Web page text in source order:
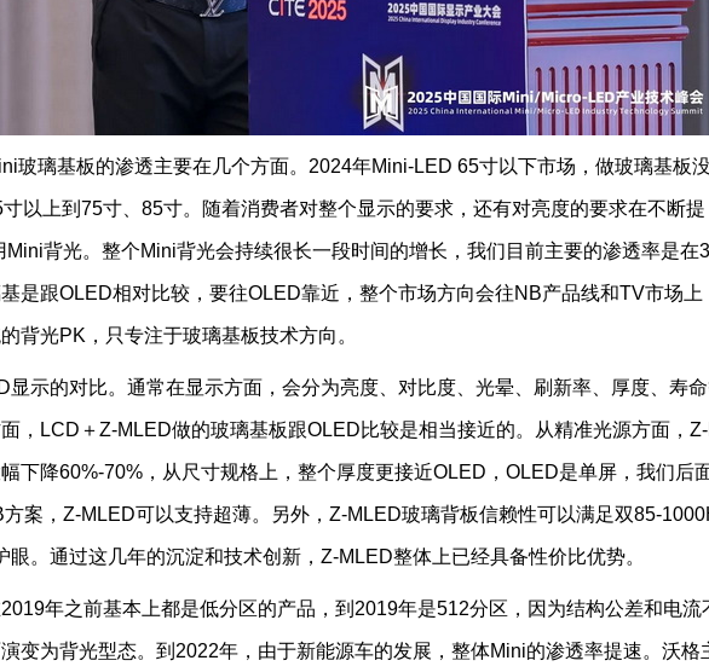
玻璃基板的渗透主要在几个方面。2024年Mini-LED 65寸以下市场，做玻璃基板
以上到75寸、85寸。随着消费者对整个显示的要求，还有对亮度的要求在不断提
背光。整个Mini背光会持续很长一段时间的增长，我们目前主要的渗透率是在
是跟OLED相对比较，要往OLED靠近，整个市场方向会往NB产品线和TV市场上
背光PK，只专注于玻璃基板技术方向。
显示的对比。通常在显示方面，会分为亮度、对比度、光晕、刷新率、厚度、寿
，LCD＋Z-MLED做的玻璃基板跟OLED比较是相当接近的。从精准光源方面，Z-
下降60%-70%，从尺寸规格上，整个厚度更接近OLED，OLED是单屏，我们后
案，Z-MLED可以支持超薄。另外，Z-MLED玻璃背板信赖性可以满足双85-
。通过这几年的沉淀和技术创新，Z-MLED整体上已经具备性价比优势。
年之前基本上都是低分区的产品，到2019年是512分区，因为结构公差和电流
变为背光型态。到2022年，由于新能源车的发展，整体Mini的渗透率提速。沃格